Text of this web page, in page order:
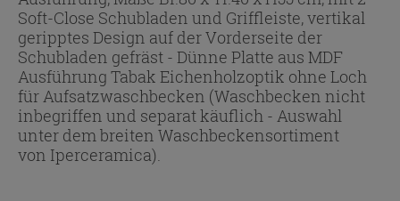
Soft-Close Schubladen und Griffleiste, vertikal
geripptes Design auf der Vorderseite der
Schubladen gefräst - Dünne Platte aus MDF
Ausführung Tabak Eichenholzoptik ohne Loch
für Aufsatzwaschbecken (Waschbecken nicht
inbegriffen und separat käuflich - Auswahl
unter dem breiten Waschbeckensortiment
von Iperceramica).